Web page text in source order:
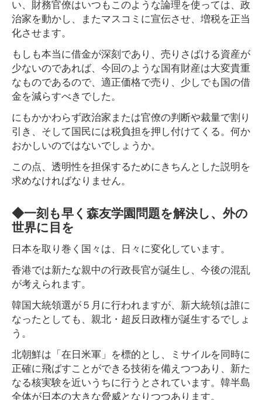
い、財務官僚はいつもこのような論理を使っては、政
治家を動かし、またマスコミに宣伝させ、増税を正当
化させます。
もしも本当に借金が深刻であり、売りさばける資産が
少ないのであれば、今回のような国有財産は大変貴重
なものであるので、適正価格で売り、少しでも国の借
金を減らすべきでした。
にもかかわらず政治家または官僚の判断や裁量で割り
引き、そして国民には税負担を押し付けてくる。何か
おかしいのではないでしょうか。
この点、透明性を担保するためにきちんとした説明を
求めなければなりません。
◆一刻も早く森友学園問題を解決し、外の
世界に目を
日本を取り巻く国々は、日々に変化しています。
香港では新たな親中の行政長官が誕生し、今後の混乱
が考えられます。
韓国大統領選が５月に行われますが、新大統領は誰に
なったとしても、親北・超反日政権が誕生するでしょ
う。
北朝鮮は「在日米軍」を標的とし、ミサイルを同時に
正確に飛ばすことができる技術を備えつつあり、新た
なる核実験を近いうちに行うとされています。韓半島
全体が日本の大きな脅威となりつつあります。